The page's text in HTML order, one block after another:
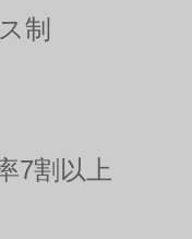
制
7割以上​